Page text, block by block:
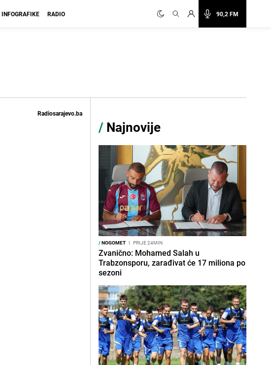
90,2 FM
INFOGRAFIKE RADIO
Radiosarajevo.ba
/ Najnovije
/NOGOMET I PRIJE 24MIN
Zvanično: Mohamed Salah u
Trabzonsporu, zarađivat će 17 miliona po
sezoni